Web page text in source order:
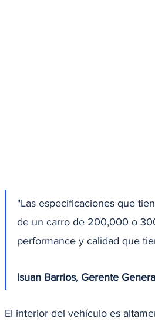
"Las especificaciones que
de un carro de 200,000 o
performance y calidad que
Isuan Barrios, Gerente
El interior del vehículo es